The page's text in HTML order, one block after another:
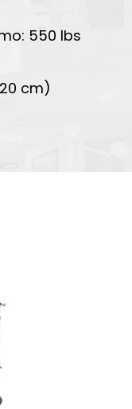
550 lbs
cm)